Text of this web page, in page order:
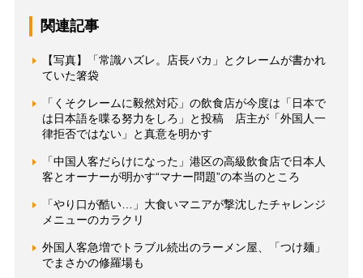
関連記事
【写真】「常識ハズレ。店長バカ」とクレームが書かれ
ていた箸袋
「くそクレームに毅然対応」の飲食店が今度は「日本で
は日本語を喋る努力をしろ」と投稿 店主が「外国人一
律拒否ではない」と真意を明かす
「中国人客だらけになった」港区の高級飲食店で日本人
客とオーナーが明かす“マナー問題”の本当のところ
「やり口が酷い…」大食いマニアが撃沈したチャレンジ
メニューのカラクリ
外国人客急増でトラブル続出のラーメン屋、「つけ麺」
でまさかの修羅場も